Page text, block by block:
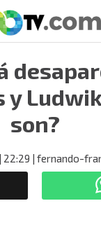
y
son?
| 22:29 | fernando-